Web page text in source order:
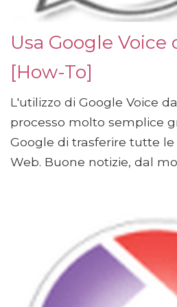
Usa Google Voice
[How-To]
L'utilizzo di Google Voice
processo molto semplice
Google di trasferire tutte
Web. Buone notizie, dal